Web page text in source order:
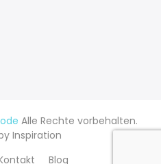
Alle Rechte vorbehalten.
Inspiration
Blog